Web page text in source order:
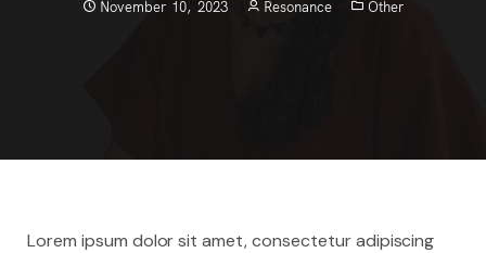
November 10, 2023 Resonance Other
Lorem ipsum dolor sit amet, consectetur adipiscing